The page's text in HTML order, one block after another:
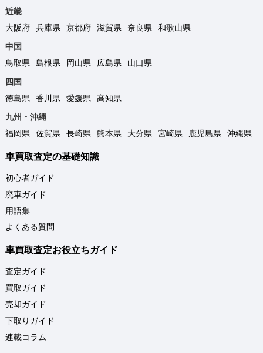
近畿
大阪府
兵庫県 京都府 滋賀県 奈良県
和歌山県
中国
鳥取県
島根県 岡山県 広島県
山口県
四国
徳島県
香川県 愛媛県
高知県
九州・沖縄
福岡県
佐賀県 長崎県 熊本県 大分県 宮崎県 鹿児島県 沖縄県
車買取査定の基礎知識
初心者ガイド
廃車ガイド
用語集
よくある質問
車買取査定お役立ちガイド
査定ガイド
買取ガイド
売却ガイド
下取りガイド
連載コラム